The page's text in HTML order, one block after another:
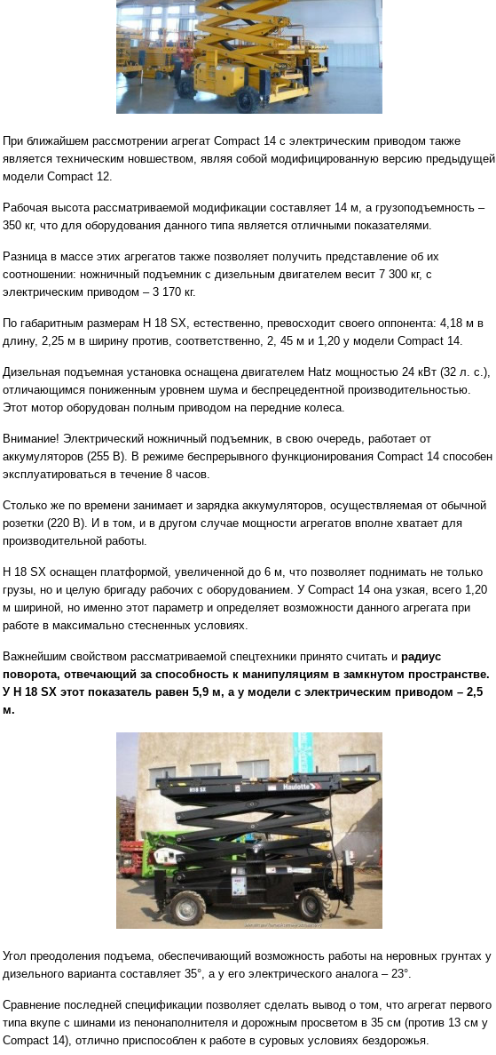
При ближайшем рассмотрении агрегат Compact 14 с электрическим приводом также
является техническим новшеством, являя собой модифицированную версию предыдущей
модели Compact 12.
Рабочая высота рассматриваемой модификации составляет 14 м, а грузоподъемность –
350 кг, что для оборудования данного типа является отличными показателями.
Разница в массе этих агрегатов также позволяет получить представление об их
соотношении: ножничный подъемник с дизельным двигателем весит 7 300 кг, с
электрическим приводом – 3 170 кг.
По габаритным размерам H 18 SX, естественно, превосходит своего оппонента: 4,18 м в
длину, 2,25 м в ширину против, соответственно, 2, 45 м и 1,20 у модели Compact 14.
Дизельная подъемная установка оснащена двигателем Hatz мощностью 24 кВт (32 л. с.),
отличающимся пониженным уровнем шума и беспрецедентной производительностью.
Этот мотор оборудован полным приводом на передние колеса.
Внимание! Электрический ножничный подъемник, в свою очередь, работает от
аккумуляторов (255 В). В режиме беспрерывного функционирования Compact 14 способен
эксплуатироваться в течение 8 часов.
Столько же по времени занимает и зарядка аккумуляторов, осуществляемая от обычной
розетки (220 В). И в том, и в другом случае мощности агрегатов вполне хватает для
производительной работы.
H 18 SX оснащен платформой, увеличенной до 6 м, что позволяет поднимать не только
грузы, но и целую бригаду рабочих с оборудованием. У Compact 14 она узкая, всего 1,20
м шириной, но именно этот параметр и определяет возможности данного агрегата при
работе в максимально стесненных условиях.
Важнейшим свойством рассматриваемой спецтехники принято считать и радиус
поворота, отвечающий за способность к манипуляциям в замкнутом пространстве.
У H 18 SX этот показатель равен 5,9 м, а у модели с электрическим приводом – 2,5
м.
Угол преодоления подъема, обеспечивающий возможность работы на неровных грунтах у
дизельного варианта составляет 35°, а у его электрического аналога – 23°.
Сравнение последней спецификации позволяет сделать вывод о том, что агрегат первого
типа вкупе с шинами из пенонаполнителя и дорожным просветом в 35 см (против 13 см у
Compact 14), отлично приспособлен к работе в суровых условиях бездорожья.